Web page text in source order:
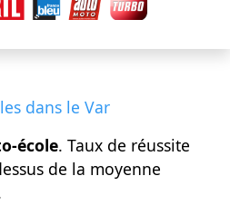
dans le Var
école. Taux de réussite
de la moyenne